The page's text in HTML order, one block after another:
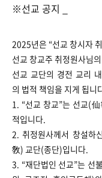
※선교 공지 _
2025년은 “선교 창시자
선교 창교주 취정원사님
선교 교단의 경전 교리
의 법적 책임을 지게 됩니
1. “선교 창교”는 선교(
적입니다.
2. 취정원사께서 창설하
敎) 교단(종단)입니다.
3. “재단법인 선교”는 선